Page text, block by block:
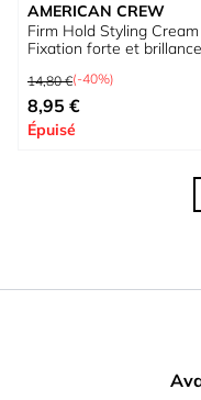
AMERICAN CREW
Firm Hold Styling Cream
Fixation forte et brillance
Prix normal
14,80 €(-40%)
Prix spécial
8,95 €
Épuisé